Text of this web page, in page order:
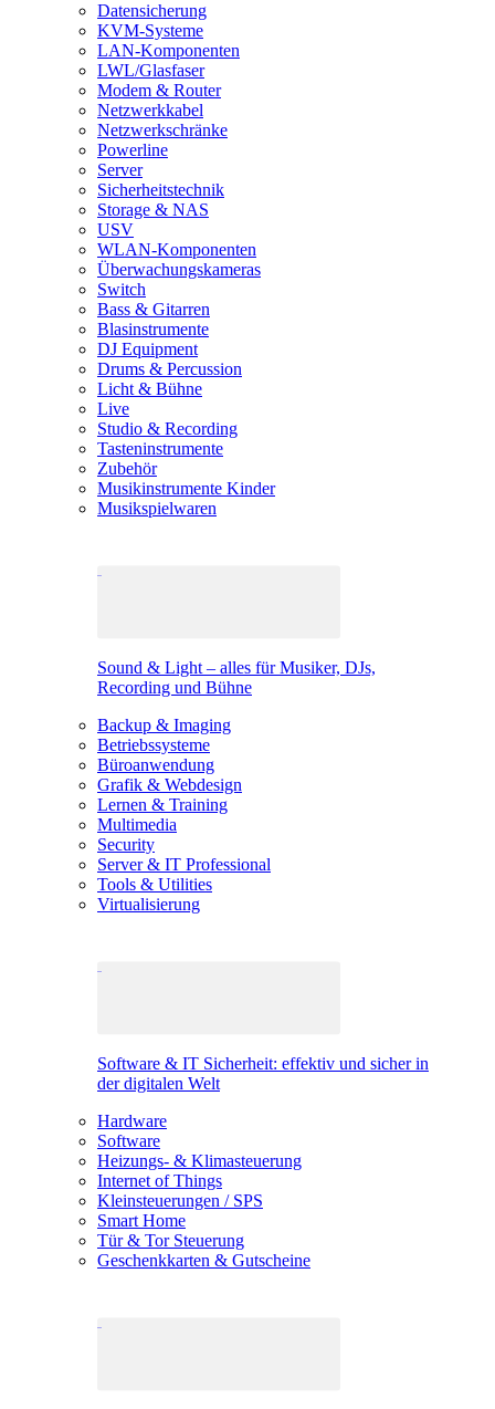
Datensicherung
KVM-Systeme
LAN-Komponenten
LWL/Glasfaser
Modem & Router
Netzwerkkabel
Netzwerkschränke
Powerline
Server
Sicherheitstechnik
Storage & NAS
USV
WLAN-Komponenten
Überwachungskameras
Switch
Bass & Gitarren
Blasinstrumente
DJ Equipment
Drums & Percussion
Licht & Bühne
Live
Studio & Recording
Tasteninstrumente
Zubehör
Musikinstrumente Kinder
Musikspielwaren
Sound & Light – alles für Musiker, DJs,
Recording und Bühne
Backup & Imaging
Betriebssysteme
Büroanwendung
Grafik & Webdesign
Lernen & Training
Multimedia
Security
Server & IT Professional
Tools & Utilities
Virtualisierung
Software & IT Sicherheit: effektiv und sicher in
der digitalen Welt
Hardware
Software
Heizungs- & Klimasteuerung
Internet of Things
Kleinsteuerungen / SPS
Smart Home
Tür & Tor Steuerung
Geschenkkarten & Gutscheine